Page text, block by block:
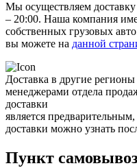
Мы осуществляем
– 20:00. Наша компания
собственных грузовых
вы можете на данной
Доставка в другие регионы
менеджерами отдела
доставки
является
доставки можно узнать
Пункт